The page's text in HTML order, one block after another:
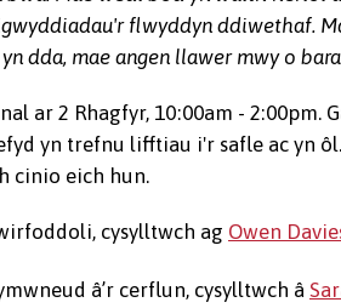
flwyddyn ddiwethaf.
dda, mae angen llawer mwy o
ar 2 Rhagfyr, 10:00am - 2:00pm.
yn trefnu lifftiau i'r safle ac yn
cinio eich hun.
cysylltwch ag Owen
â’r cerflun, cysylltwch â